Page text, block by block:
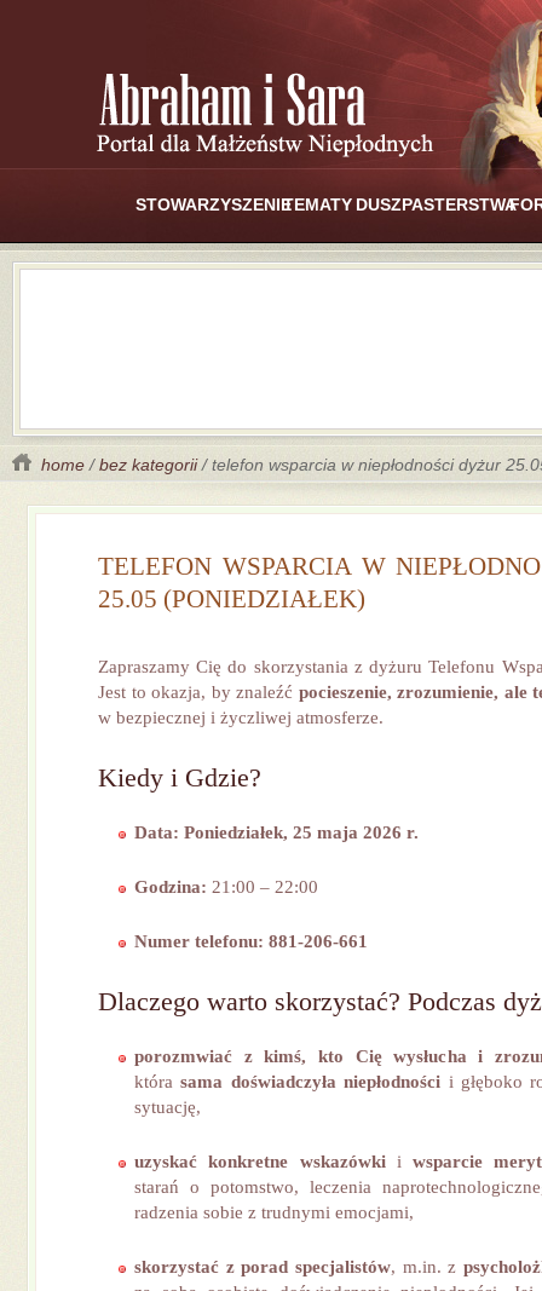
STOWARZYSZENIETEMATY DUSZPASTERSTWA
home /bez kategorii/ telefon wsparcia w niepłodności dyżur
TELEFON WSPARCIA W
25.05 (PONIEDZIAŁEK)
Zapraszamy Cię do skorzystania z dyżuru Telefonu
Jest to okazja, by znaleźć pocieszenie, zrozumienie, ale
w bezpiecznej i życzliwej atmosferze.
Kiedy i Gdzie?
Data: Poniedziałek, 25 maja 2026 r.
Godzina: 21:00 – 22:00
Numer telefonu: 881-206-661
Dlaczego warto skorzystać? Podczas
porozmwiać z kimś, kto Cię wysłucha i
którasama doświadczyła niepłodności i głęboko
sytuację,
uzyskać konkretne wskazówkiiwsparcie
starań o potomstwo, leczenia
radzenia sobie z trudnymi emocjami,
skorzystać z porad specjalistów, m.in. z